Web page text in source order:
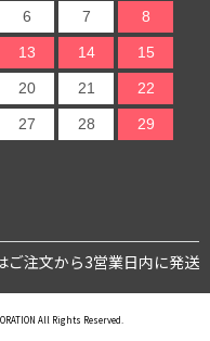
6 7 8
13 14 15
20 21 22
27 28 29
ご注文から3営業日内に発送
All Rights Reserved.